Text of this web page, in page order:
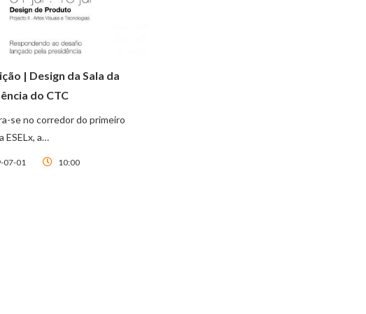
| Design da Sala da
do CTC
se no corredor do primeiro
ESELx, a…
07-01 10:00